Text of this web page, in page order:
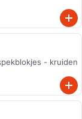
- kruiden